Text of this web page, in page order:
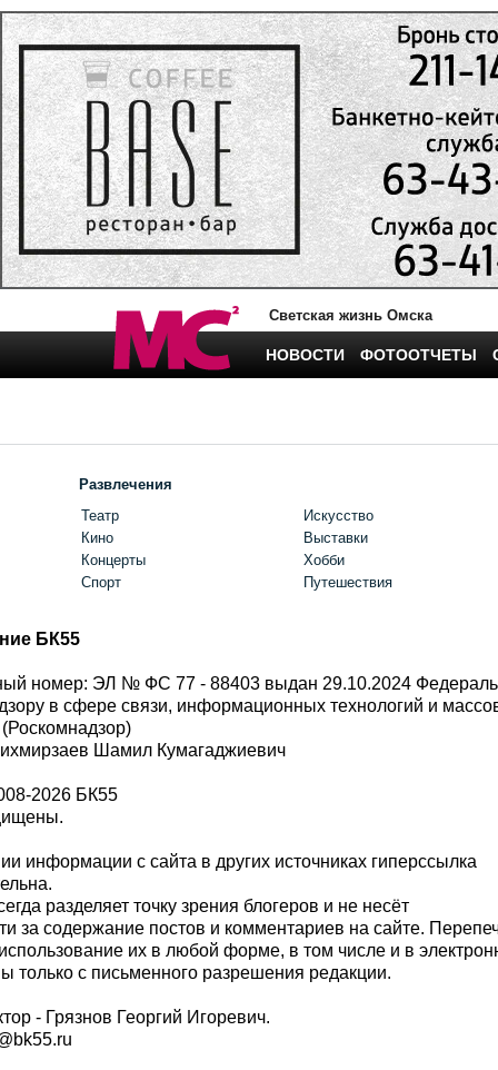
Светская жизнь Омска
НОВОСТИ ФОТООТЧЕТЫ
Развлечения
Театр
Кино
Концерты
Спорт
Искусство
Выставки
Хобби
Путешествия
БК55
номер: ЭЛ № ФС 77 - 88403 выдан 29.10.2024
в сфере связи, информационных технологий и
Шамил Кумагаджиевич
2026 БК55
информации с сайта в других источниках гиперссылка
разделяет точку зрения блогеров и не несёт
за содержание постов и комментариев на сайте.
их в любой форме, в том числе и в
с письменного разрешения редакции.
- Грязнов Георгий Игоревич.